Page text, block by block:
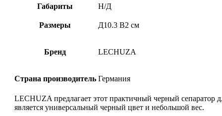
Габариты
Н/Д
Размеры Д10.3 В2 см
Бренд LECHUZA
Страна производитель Германия
LECHUZA предлагает этот практичный черный сепаратор
является универсальный черный цвет и небольшой вес.